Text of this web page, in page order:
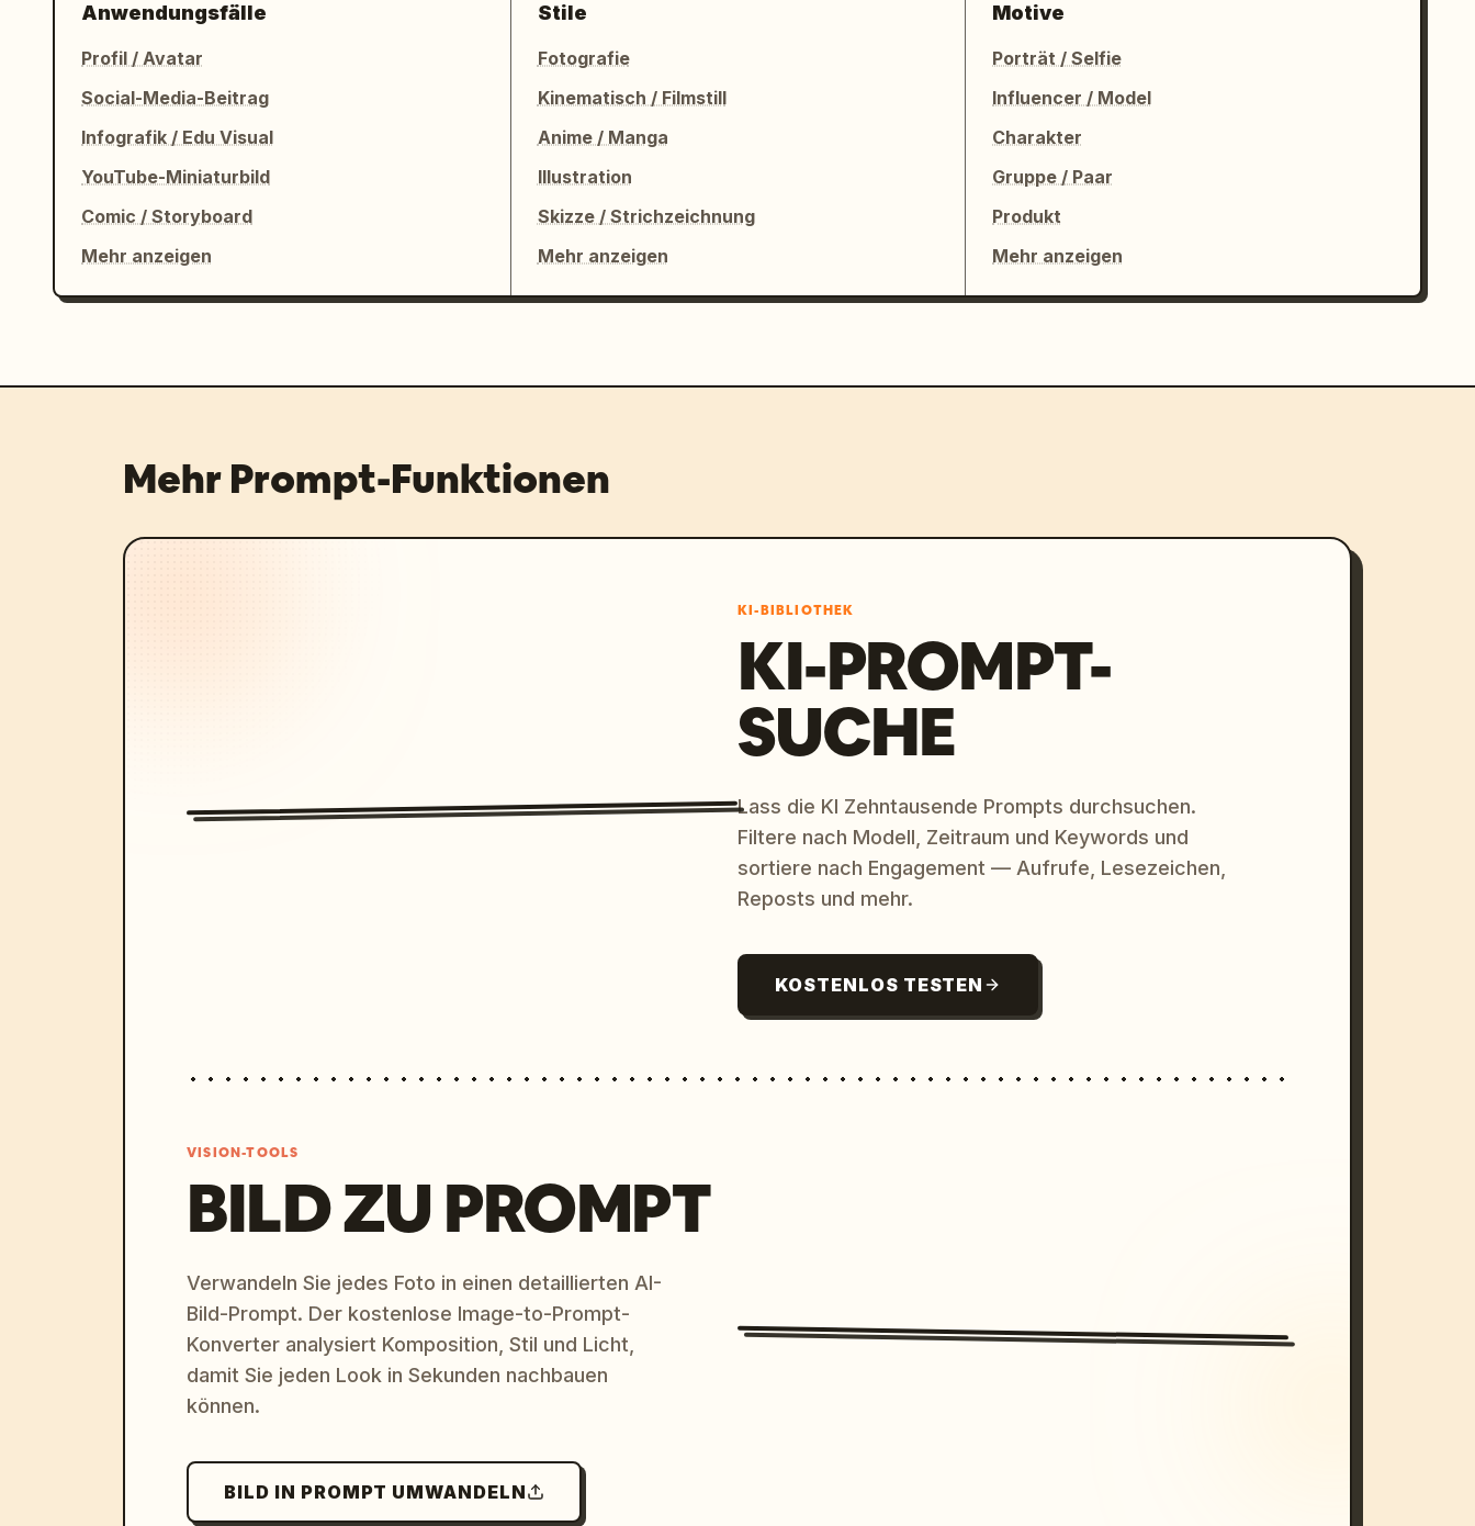
Anwendungsfälle
Profil / Avatar
Social-Media-Beitrag
Infografik / Edu Visual
YouTube-Miniaturbild
Comic / Storyboard
Mehr anzeigen
Stile
Fotografie
Kinematisch / Filmstill
Anime / Manga
Illustration
Skizze / Strichzeichnung
Mehr anzeigen
Motive
Porträt / Selfie
Influencer / Model
Charakter
Gruppe / Paar
Produkt
Mehr anzeigen
Mehr Prompt-Funktionen
KI-BIBLIOTHEK
KI-PROMPT-
SUCHE
Lass die KI Zehntausende Prompts durchsuchen.
Filtere nach Modell, Zeitraum und Keywords und
sortiere nach Engagement — Aufrufe, Lesezeichen,
Reposts und mehr.
KOSTENLOS TESTEN
VISION-TOOLS
BILD ZU PROMPT
Verwandeln Sie jedes Foto in einen detaillierten AI-
Bild-Prompt. Der kostenlose Image-to-Prompt-
Konverter analysiert Komposition, Stil und Licht,
damit Sie jeden Look in Sekunden nachbauen
können.
BILD IN PROMPT UMWANDELN